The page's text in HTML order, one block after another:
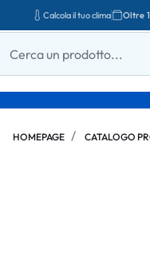
Calcola il tuo clima Oltre
HOMEPAGE CATALOGO